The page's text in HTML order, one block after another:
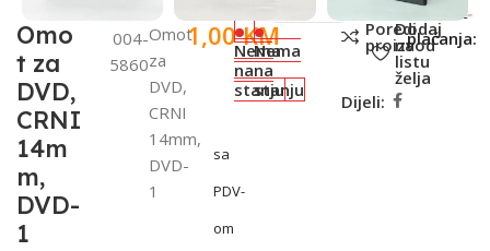
Omo
t za
DVD,
CRNI
14m
m,
DVD-
1
004-
5860
Omot
za
DVD,
CRNI
14mm,
DVD-
1
1,00KM
sa
PDV-
om
Nema
na
stanju
Nema
na
stanju
Poredi
proizvod
Dodaj
na
listu
želja
Dijeli:
Metode
plaćanja: